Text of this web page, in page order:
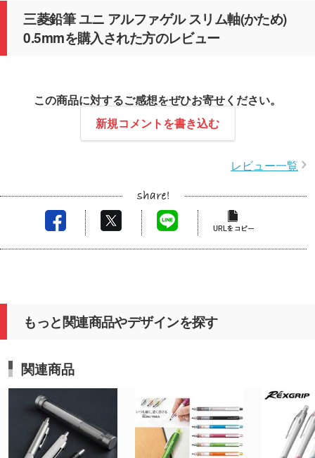
三菱鉛筆 ユニ アルファゲル スリム軸(かため)
0.5mmを購入された方のレビュー
この商品に対するご感想をぜひお寄せください。
新規コメントを書き込む
レビュー一覧
もっと関連商品やデザインを探す
関連商品